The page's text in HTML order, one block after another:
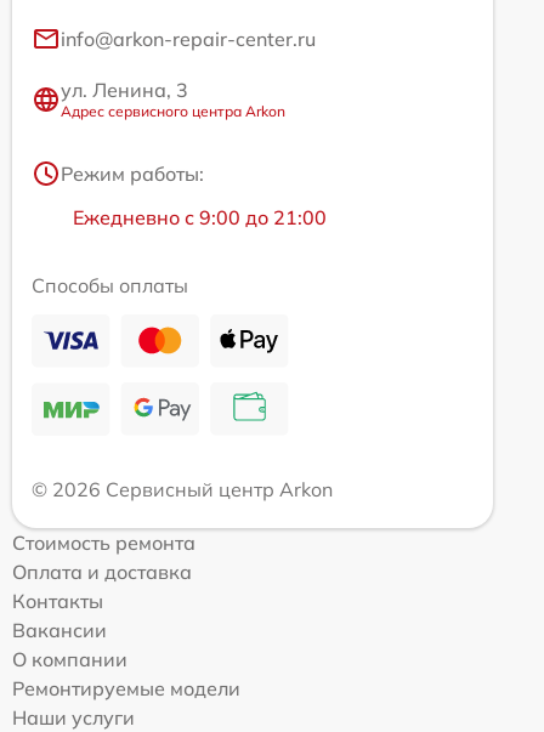
info@arkon-repair-center.ru
ул. Ленина, 3
Адрес сервисного центра Arkon
Режим работы:
Ежедневно с 9:00 до 21:00
Способы оплаты
© 2026 Сервисный центр Arkon
Стоимость ремонта
Оплата и доставка
Контакты
Вакансии
О компании
Ремонтируемые модели
Наши услуги